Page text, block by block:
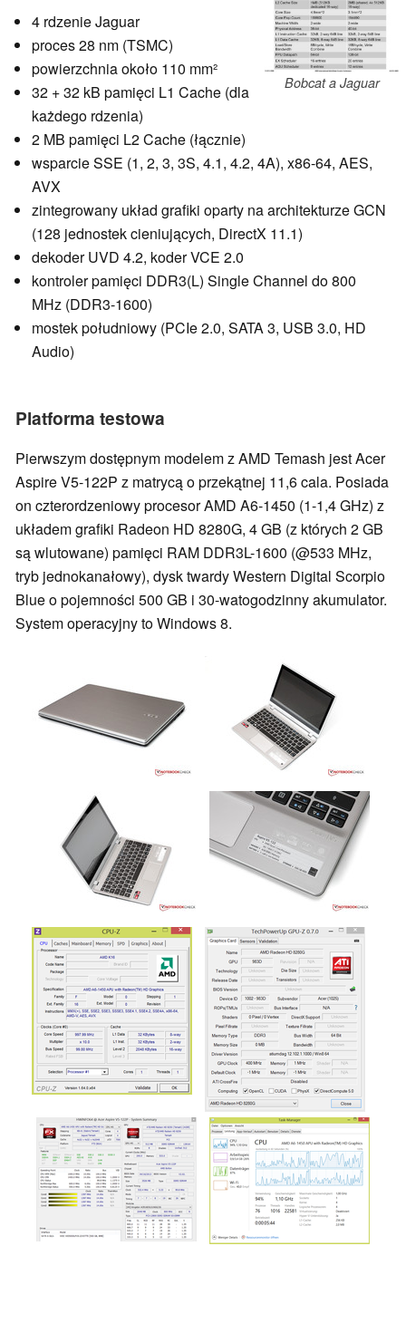
Bobcat a Jaguar
4 rdzenie Jaguar
proces 28 nm (TSMC)
powierzchnia około 110 mm²
32 + 32 kB pamięci L1 Cache (dla
każdego rdzenia)
2 MB pamięci L2 Cache (łącznie)
wsparcie SSE (1, 2, 3, 3S, 4.1, 4.2, 4A), x86-64, AES,
AVX
zintegrowany układ grafiki oparty na architekturze GCN
(128 jednostek cieniujących, DirectX 11.1)
dekoder UVD 4.2, koder VCE 2.0
kontroler pamięci DDR3(L) Single Channel do 800
MHz (DDR3-1600)
mostek południowy (PCIe 2.0, SATA 3, USB 3.0, HD
Audio)
Platforma testowa
Pierwszym dostępnym modelem z AMD Temash jest Acer
Aspire V5-122P z matrycą o przekątnej 11,6 cala. Posiada
on czterordzeniowy procesor AMD A6-1450 (1-1,4 GHz) z
układem grafiki Radeon HD 8280G, 4 GB (z których 2 GB
są wlutowane) pamięci RAM DDR3L-1600 (@533 MHz,
tryb jednokanałowy), dysk twardy Western Digital Scorpio
Blue o pojemności 500 GB i 30-watogodzinny akumulator.
System operacyjny to Windows 8.